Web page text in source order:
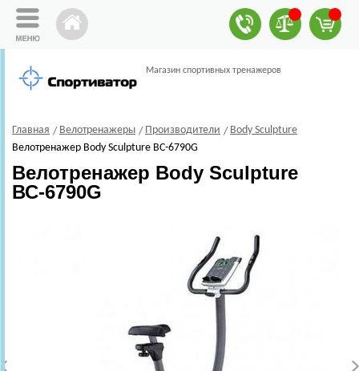
Магазин спортивных тренажеров
Главная Велотренажеры Производители
Body Sculpture
Велотренажер Body Sculpture ВС-6790G
Велотренажер Body Sculpture
ВС-6790G